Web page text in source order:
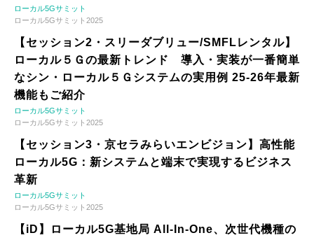
ローカル5Gサミット
ローカル5Gサミット2025
【セッション2・スリーダブリュー/SMFLレンタル】
ローカル５Ｇの最新トレンド 導入・実装が一番簡単
なシン・ローカル５Ｇシステムの実用例 25-26年最新
機能もご紹介
ローカル5Gサミット
ローカル5Gサミット2025
【セッション3・京セラみらいエンビジョン】高性能
ローカル5G：新システムと端末で実現するビジネス
革新
ローカル5Gサミット
ローカル5Gサミット2025
【iD】ローカル5G基地局 All-In-One、次世代機種の